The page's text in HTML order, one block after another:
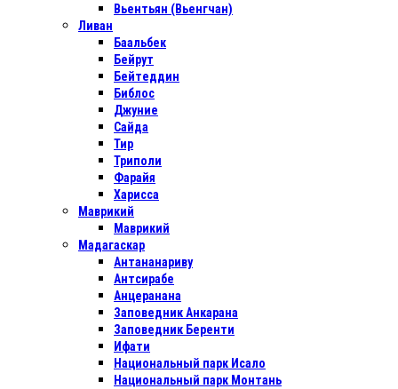
Вьентьян (Вьенгчан)
Ливан
Баальбек
Бейрут
Бейтеддин
Библос
Джуние
Сайда
Тир
Триполи
Фарайя
Харисса
Маврикий
Маврикий
Мадагаскар
Антананариву
Антсирабе
Анцеранана
Заповедник Анкарана
Заповедник Беренти
Ифати
Национальный парк Исало
Национальный парк Монтань